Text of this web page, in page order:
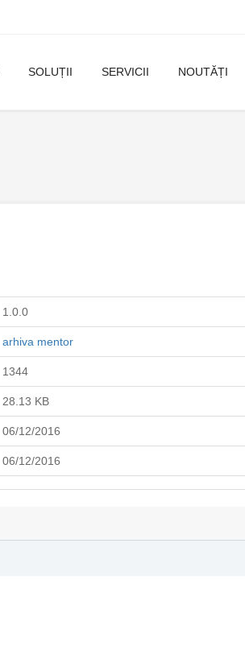
SOLUȚII SERVICII NOUTĂȚI
1.0.0
arhiva mentor
1344
28.13 KB
06/12/2016
06/12/2016